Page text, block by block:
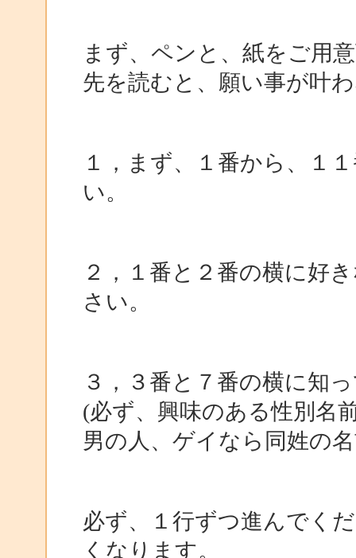
まず、ペンと、紙をご用
先を読むと、願い事が叶
１，まず、１番から、１
い。
２，１番と２番の横に好
さい。
３，３番と７番の横に知
(必ず、興味のある性別名
男の人、ゲイなら同姓の
必ず、１行ずつ進んでく
くなります。